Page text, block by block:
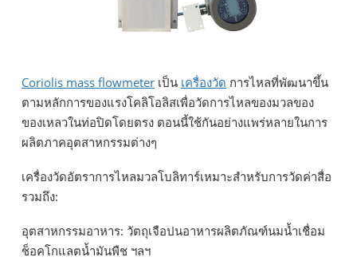
Coriolis mass flowmeter เป็น เครื่องวัด การไหลที่พัฒนาขึ้น
ตามหลักการของแรงโคลิโอลิสเพื่อวัดการไหลของมวลของ
ของเหลวในท่อปิดโดยตรง ตอนนี้ใช้กันอย่างแพร่หลายในการ
ผลิตภาคอุตสาหกรรมต่างๆ
เครื่องวัดอัตราการไหลมวลโบลิทาร์เหมาะสำหรับการวัดค่าสื่อ
รวมถึง:
อุตสาหกรรมอาหาร: วัตถุเจือปนอาหารผลิตภัณฑ์นมน้ำเชื่อม
ช็อคโกแลตน้ำมันพืช ฯลฯ